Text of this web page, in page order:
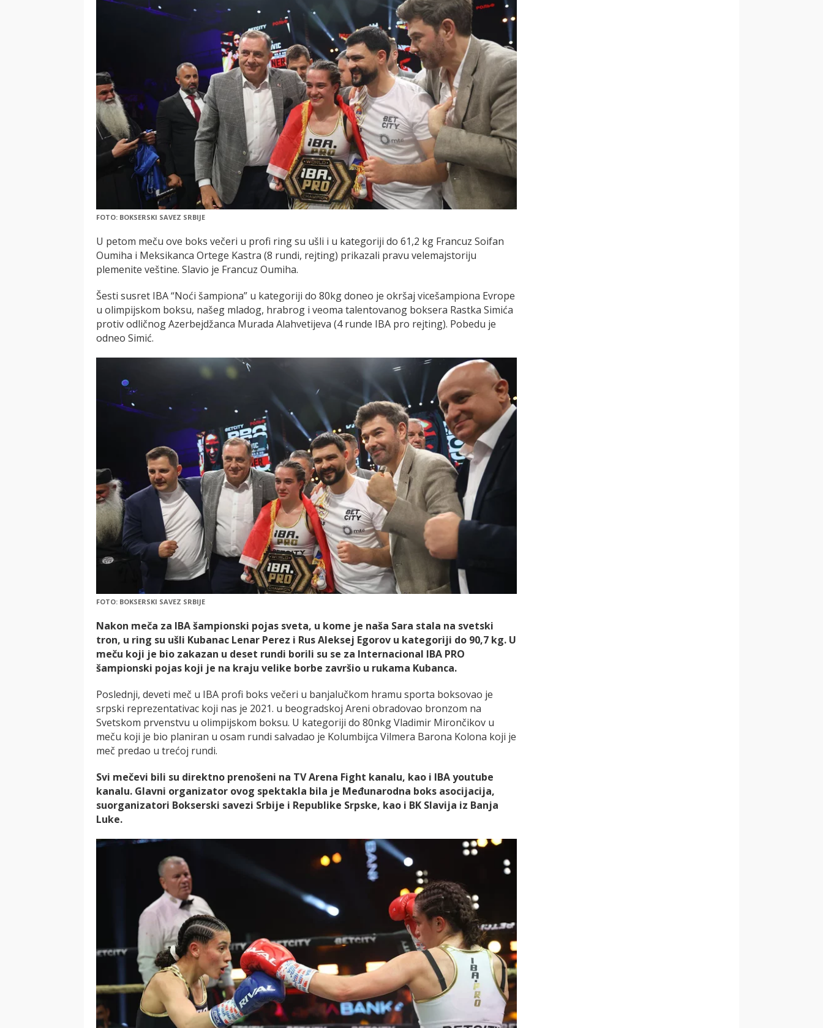
FOTO: BOKSERSKI SAVEZ SRBIJE
U petom meču ove boks večeri u profi ring su ušli i u kategoriji do 61,2 kg Francuz Soifan
Oumiha i Meksikanca Ortege Kastra (8 rundi, rejting) prikazali pravu velemajstoriju
plemenite veštine. Slavio je Francuz Oumiha.
Šesti susret IBA “Noći šampiona” u kategoriji do 80kg doneo je okršaj vicešampiona Evrope
u olimpijskom boksu, našeg mladog, hrabrog i veoma talentovanog boksera Rastka Simića
protiv odličnog Azerbejdžanca Murada Alahvetijeva (4 runde IBA pro rejting). Pobedu je
odneo Simić.
FOTO: BOKSERSKI SAVEZ SRBIJE
Nakon meča za IBA šampionski pojas sveta, u kome je naša Sara stala na svetski
tron, u ring su ušli Kubanac Lenar Perez i Rus Aleksej Egorov u kategoriji do 90,7 kg. U
meču koji je bio zakazan u deset rundi borili su se za Internacional IBA PRO
šampionski pojas koji je na kraju velike borbe završio u rukama Kubanca.
Poslednji, deveti meč u IBA profi boks večeri u banjalučkom hramu sporta boksovao je
srpski reprezentativac koji nas je 2021. u beogradskoj Areni obradovao bronzom na
Svetskom prvenstvu u olimpijskom boksu. U kategoriji do 80nkg Vladimir Mirončikov u
meču koji je bio planiran u osam rundi salvadao je Kolumbijca Vilmera Barona Kolona koji je
meč predao u trećoj rundi.
Svi mečevi bili su direktno prenošeni na TV Arena Fight kanalu, kao i IBA youtube
kanalu. Glavni organizator ovog spektakla bila je Međunarodna boks asocijacija,
suorganizatori Bokserski savezi Srbije i Republike Srpske, kao i BK Slavija iz Banja
Luke.